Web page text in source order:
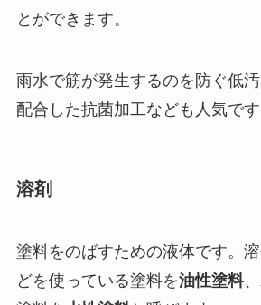
とができます。
雨水で筋が発生するのを防ぐ低
配合した抗菌加工なども人気です
溶剤
塗料をのばすための液体です。
どを使っている塗料を油性塗料